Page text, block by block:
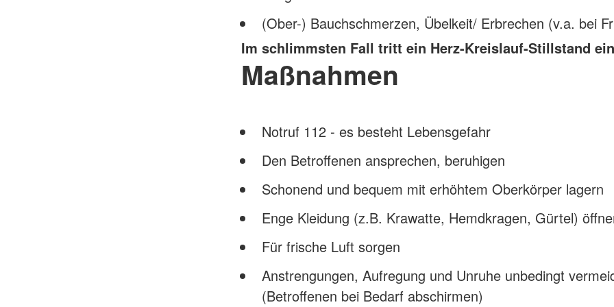
(Ober-) Bauchschmerzen, Übelkeit/ Erbrechen (v.a. bei
Im schlimmsten Fall tritt ein Herz-Kreislauf-Stillstand
Maßnahmen
Notruf 112 - es besteht Lebensgefahr
Den Betroffenen ansprechen, beruhigen
Schonend und bequem mit erhöhtem Oberkörper lagern
Enge Kleidung (z.B. Krawatte, Hemdkragen, Gürtel)
Für frische Luft sorgen
Anstrengungen, Aufregung und Unruhe unbedingt
(Betroffenen bei Bedarf abschirmen)